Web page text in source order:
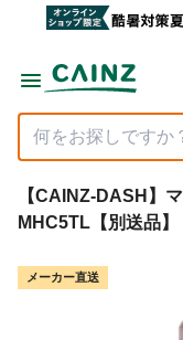
【CAINZ-DASH】
MHC5TL【別送品】
メーカー直送